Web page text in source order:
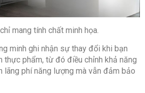
mang tính chất minh họa.
minh ghi nhận sự thay đổi khi bạn
thực phẩm, từ đó điều chỉnh khả năng
lãng phí năng lượng mà vẫn đảm bảo